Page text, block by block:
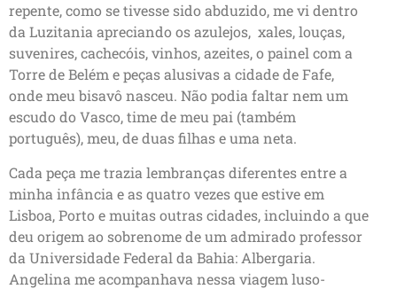
repente, como se tivesse sido abduzido, me vi dentro
da Luzitania apreciando os azulejos, xales, louças,
suvenires, cachecóis, vinhos, azeites, o painel com a
Torre de Belém e peças alusivas a cidade de Fafe,
onde meu bisavô nasceu. Não podia faltar nem um
escudo do Vasco, time de meu pai (também
português), meu, de duas filhas e uma neta.
Cada peça me trazia lembranças diferentes entre a
minha infância e as quatro vezes que estive em
Lisboa, Porto e muitas outras cidades, incluindo a que
deu origem ao sobrenome de um admirado professor
da Universidade Federal da Bahia: Albergaria.
Angelina me acompanhava nessa viagem luso-